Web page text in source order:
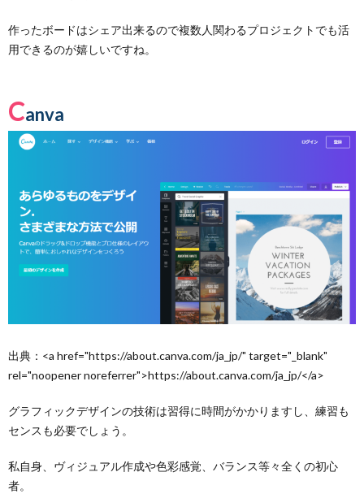
作ったボードはシェア出来るので複数人関わるプロジェクトでも活
用できるのが嬉しいですね。
Canva
出典：<a href="https://about.canva.com/ja_jp/" target="_blank"
rel="noopener noreferrer">https://about.canva.com/ja_jp/</a>
グラフィックデザインの技術は習得に時間がかかりますし、練習も
センスも必要でしょう。
私自身、ヴィジュアル作成や色彩感覚、バランス等々全くの初心
者。